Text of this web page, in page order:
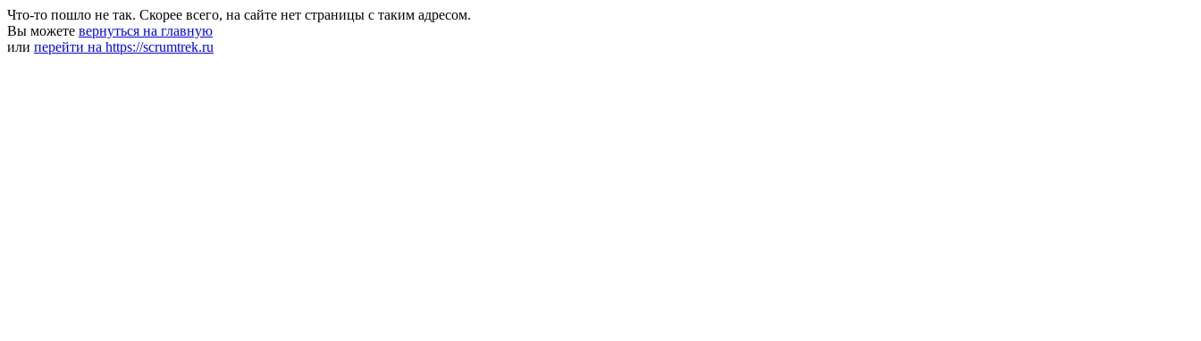
Что-то пошло не так. Скорее всего, на сайте нет страницы с таким адресом.
Вы можете вернуться на главную
или перейти на https://scrumtrek.ru